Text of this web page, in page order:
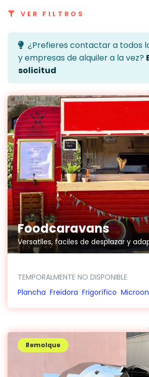
VER FILTROS
¿Prefieres contactar a todos
y empresas de alquiler a la vez?
solicitud
Foodcaravans
TEMPORALMENTE NO DISPONIBLE
Plancha Freidora Frigorífico
Remolque